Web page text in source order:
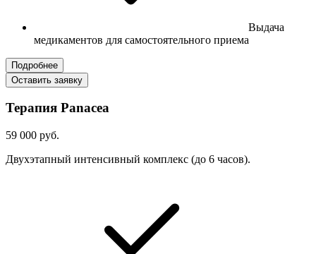
Выдача
медикаментов для самостоятельного приема
Подробнее
Оставить заявку
Терапия Panacea
59 000 руб.
Двухэтапный интенсивный комплекс (до 6 часов).